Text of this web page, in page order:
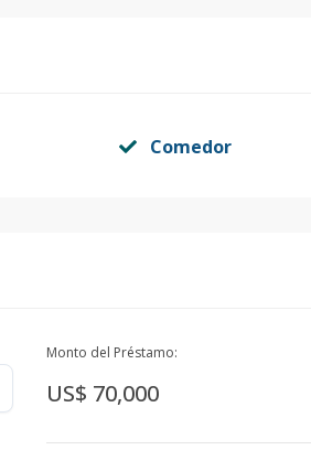
Comedor
Monto del Préstamo:
US$ 70,000